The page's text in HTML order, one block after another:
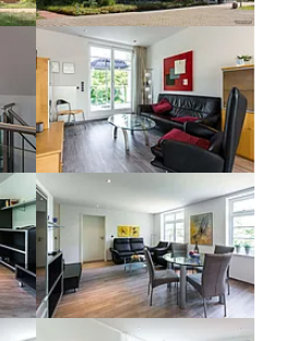
Show larger version for:
Show larger version for:
Show larger version for: